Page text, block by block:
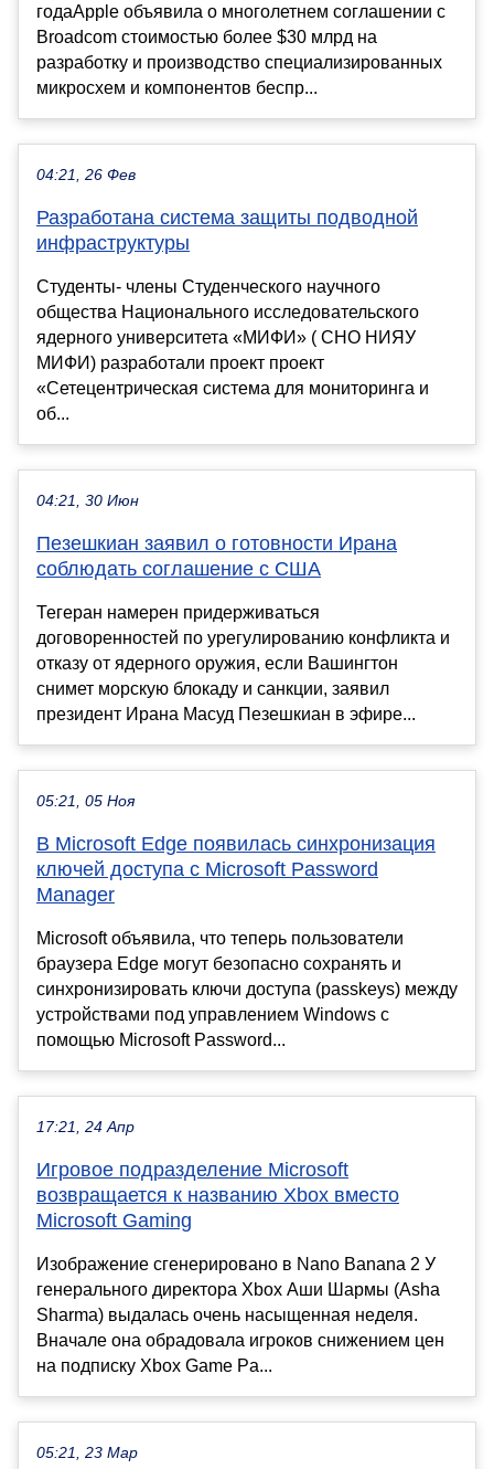
годаApple объявила о многолетнем соглашении с
Broadcom стоимостью более $30 млрд на
разработку и производство специализированных
микросхем и компонентов беспр...
04:21, 26 Фев
Разработана система защиты подводной
инфраструктуры
Студенты- члены Студенческого научного
общества Национального исследовательского
ядерного университета «МИФИ» ( СНО НИЯУ
МИФИ) разработали проект проект
«Сетецентрическая система для мониторинга и
об...
04:21, 30 Июн
Пезешкиан заявил о готовности Ирана
соблюдать соглашение с США
Тегеран намерен придерживаться
договоренностей по урегулированию конфликта и
отказу от ядерного оружия, если Вашингтон
снимет морскую блокаду и санкции, заявил
президент Ирана Масуд Пезешкиан в эфире...
05:21, 05 Ноя
В Microsoft Edge появилась синхронизация
ключей доступа с Microsoft Password
Manager
Microsoft объявила, что теперь пользователи
браузера Edge могут безопасно сохранять и
синхронизировать ключи доступа (passkeys) между
устройствами под управлением Windows с
помощью Microsoft Password...
17:21, 24 Апр
Игровое подразделение Microsoft
возвращается к названию Xbox вместо
Microsoft Gaming
Изображение сгенерировано в Nano Banana 2 У
генерального директора Xbox Аши Шармы (Asha
Sharma) выдалась очень насыщенная неделя.
Вначале она обрадовала игроков снижением цен
на подписку Xbox Game Pa...
05:21, 23 Мар